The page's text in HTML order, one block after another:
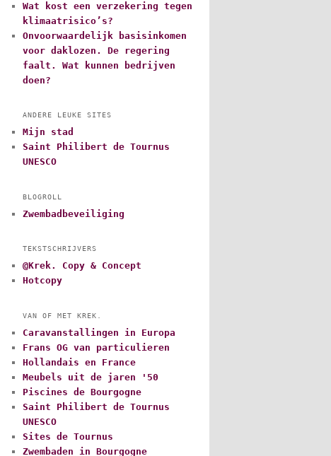
Wat kost een verzekering tegen
klimaatrisico’s?
Onvoorwaardelijk basisinkomen
voor daklozen. De regering
faalt. Wat kunnen bedrijven
doen?
ANDERE LEUKE SITES
Mijn stad
Saint Philibert de Tournus
UNESCO
BLOGROLL
Zwembadbeveiliging
TEKSTSCHRIJVERS
@Krek. Copy & Concept
Hotcopy
VAN OF MET KREK.
Caravanstallingen in Europa
Frans OG van particulieren
Hollandais en France
Meubels uit de jaren '50
Piscines de Bourgogne
Saint Philibert de Tournus
UNESCO
Sites de Tournus
Zwembaden in Bourgogne